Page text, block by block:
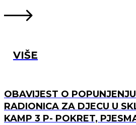
VIŠE
OBAVIJEST O
RADIONICA ZA DJECU U
KAMP 3 P- POKRET,